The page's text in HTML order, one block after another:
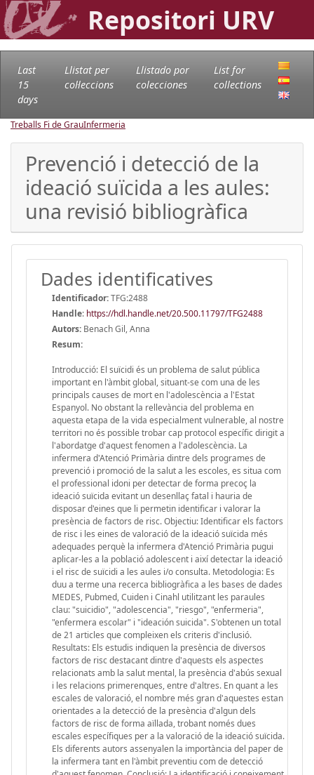
Repositori URV
Last
15
days
Llistat per
col·leccions
Llistado por
colecciones
List for
collections
Treballs Fi de GrauInfermeria
Prevenció i detecció de la
ideació suïcida a les aules:
una revisió bibliogràfica
Dades identificatives
Identificador:TFG:2488
Handle: https://hdl.handle.net/20.500.11797/TFG2488
Autors: Benach Gil, Anna
Resum:
Introducció: El suïcidi és un problema de salut pública
important en l'àmbit global, situant-se com una de les
principals causes de mort en l'adolescència a l'Estat
Espanyol. No obstant la rellevància del problema en
aquesta etapa de la vida especialment vulnerable, al nostre
territori no és possible trobar cap protocol específic dirigit a
l'abordatge d'aquest fenomen a l'adolescència. La
infermera d'Atenció Primària dintre dels programes de
prevenció i promoció de la salut a les escoles, es situa com
el professional idoni per detectar de forma precoç la
ideació suïcida evitant un desenllaç fatal i hauria de
disposar d'eines que li permetin identificar i valorar la
presència de factors de risc. Objectiu: Identificar els factors
de risc i les eines de valoració de la ideació suïcida més
adequades perquè la infermera d'Atenció Primària pugui
aplicar-les a la població adolescent i així detectar la ideació
i el risc de suïcidi a les aules i/o consulta. Metodologia: Es
duu a terme una recerca bibliogràfica a les bases de dades
MEDES, Pubmed, Cuiden i Cinahl utilitzant les paraules
clau: "suicidio", "adolescencia", "riesgo", "enfermeria",
"enfermera escolar" i "ideación suicida". S'obtenen un total
de 21 articles que compleixen els criteris d'inclusió.
Resultats: Els estudis indiquen la presència de diversos
factors de risc destacant dintre d'aquests els aspectes
relacionats amb la salut mental, la presència d'abús sexual
i les relacions primerenques, entre d'altres. En quant a les
escales de valoració, el nombre més gran d'aquestes estan
orientades a la detecció de la presència d'algun dels
factors de risc de forma aïllada, trobant només dues
escales específiques per a la valoració de la ideació suïcida.
Els diferents autors assenyalen la importància del paper de
la infermera tant en l'àmbit preventiu com de detecció